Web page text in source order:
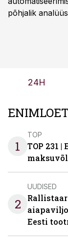
põhjalik
OÜ tegevjuht
24H
1
TOP
TOP 231
2
UUDISED
Eesti